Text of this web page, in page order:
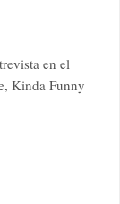
en el
Kinda Funny